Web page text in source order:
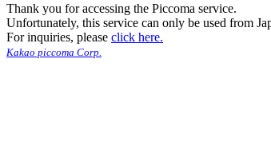
Thank you for accessing the Piccoma service.
Unfortunately, this service can only be used from
For inquiries, please click here.
Kakao piccoma Corp.